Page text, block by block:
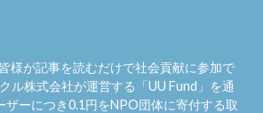
様が記事を読むだけで社会貢献に参加で
ル株式会社が運営する「UU Fund 」を通
ザーにつき0.1円をNPO団体に寄付する取